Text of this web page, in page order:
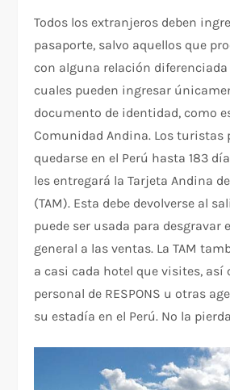
Todos los extranjeros deben
pasaporte, salvo aquellos que
con alguna relación diferenciada
cuales pueden ingresar
documento de identidad, como
Comunidad Andina. Los turistas
quedarse en el Perú hasta 183
les entregará la Tarjeta Andina
(TAM). Esta debe devolverse al
puede ser usada para desgravar
general a las ventas. La TAM
a casi cada hotel que visites, así
personal de RESPONS u otras
su estadía en el Perú. No la